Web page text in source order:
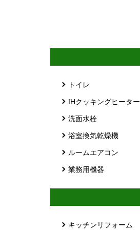
トイレ
IHクッキングヒーター
洗面水栓
浴室換気乾燥機
ルームエアコン
業務用機器
キッチンリフォーム